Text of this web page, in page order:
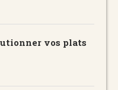
vos plats